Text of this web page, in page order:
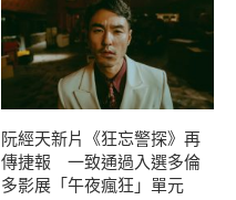
阮經天新片《狂忘警探》再
傳捷報 一致通過入選多倫
多影展「午夜瘋狂」單元